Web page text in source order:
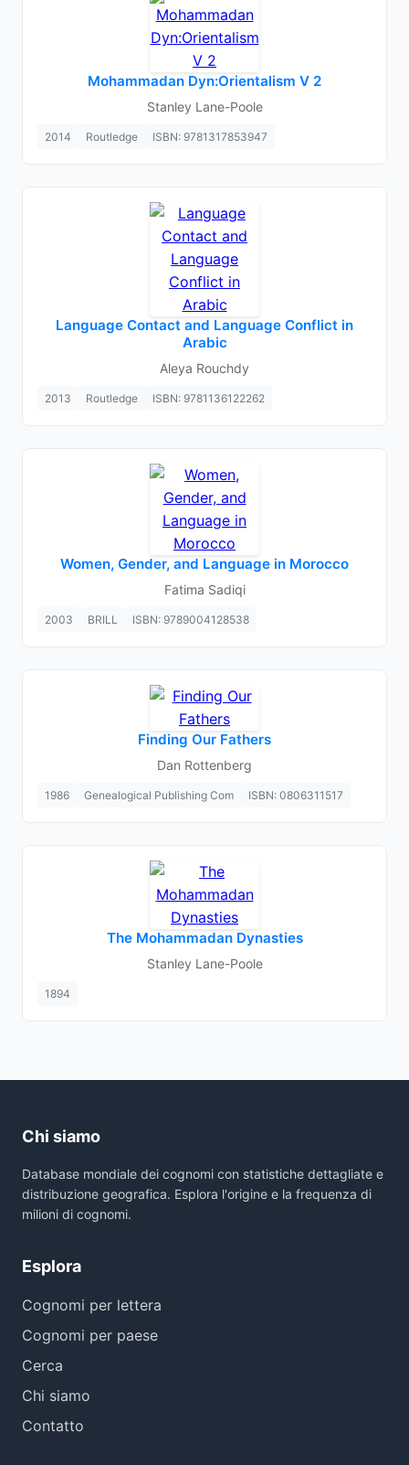
Mohammadan Dyn:Orientalism V 2
Stanley Lane-Poole
2014 Routledge ISBN: 9781317853947
Language Contact and Language Conflict in
Arabic
Aleya Rouchdy
2013 Routledge ISBN: 9781136122262
Women, Gender, and Language in Morocco
Fatima Sadiqi
2003 BRILL ISBN: 9789004128538
Finding Our Fathers
Dan Rottenberg
1986 Genealogical Publishing Com ISBN: 0806311517
The Mohammadan Dynasties
Stanley Lane-Poole
1894
Chi siamo
Database mondiale dei cognomi con statistiche dettagliate e
distribuzione geografica. Esplora l'origine e la frequenza di
milioni di cognomi.
Esplora
Cognomi per lettera
Cognomi per paese
Cerca
Chi siamo
Contatto